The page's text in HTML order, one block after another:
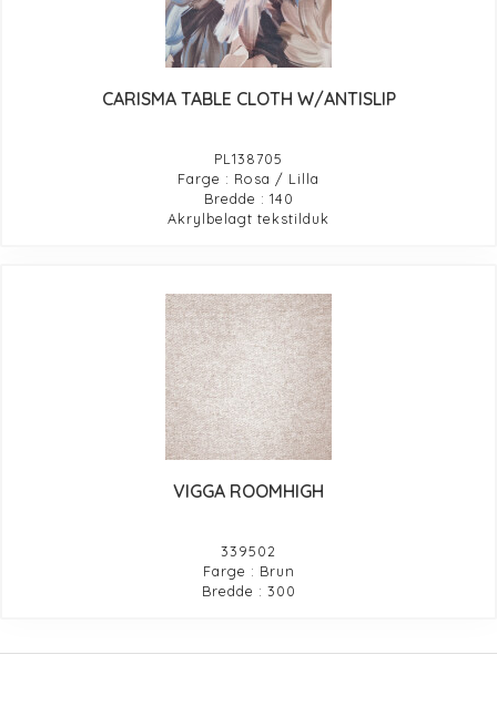
CARISMA TABLE CLOTH W/ANTISLIP
PL138705
Farge : Rosa / Lilla
Bredde : 140
Akrylbelagt tekstilduk
VIGGA ROOMHIGH
339502
Farge : Brun
Bredde : 300